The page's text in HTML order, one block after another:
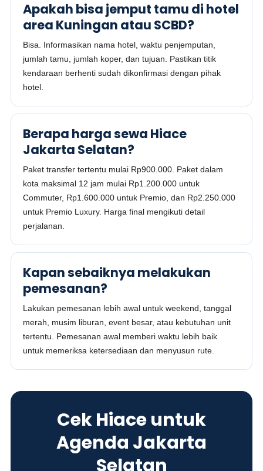
Apakah bisa jemput tamu di hotel
area Kuningan atau SCBD?
Bisa. Informasikan nama hotel, waktu penjemputan,
jumlah tamu, jumlah koper, dan tujuan. Pastikan titik
kendaraan berhenti sudah dikonfirmasi dengan pihak
hotel.
Berapa harga sewa Hiace
Jakarta Selatan?
Paket transfer tertentu mulai Rp900.000. Paket dalam
kota maksimal 12 jam mulai Rp1.200.000 untuk
Commuter, Rp1.600.000 untuk Premio, dan Rp2.250.000
untuk Premio Luxury. Harga final mengikuti detail
perjalanan.
Kapan sebaiknya melakukan
pemesanan?
Lakukan pemesanan lebih awal untuk weekend, tanggal
merah, musim liburan, event besar, atau kebutuhan unit
tertentu. Pemesanan awal memberi waktu lebih baik
untuk memeriksa ketersediaan dan menyusun rute.
Cek Hiace untuk
Agenda Jakarta
Selatan